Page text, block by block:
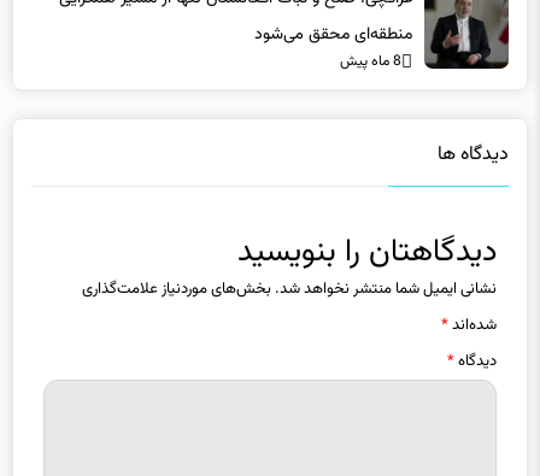
عراقچی: صلح و ثبات افغانستان تنها از مسیر همگرایی
منطقه‌ای محقق می‌شود
دیدگاه ها
دیدگاهتان را بنویسید
نشانی ایمیل شما منتشر نخواهد شد.
شده‌اند*
دیدگاه